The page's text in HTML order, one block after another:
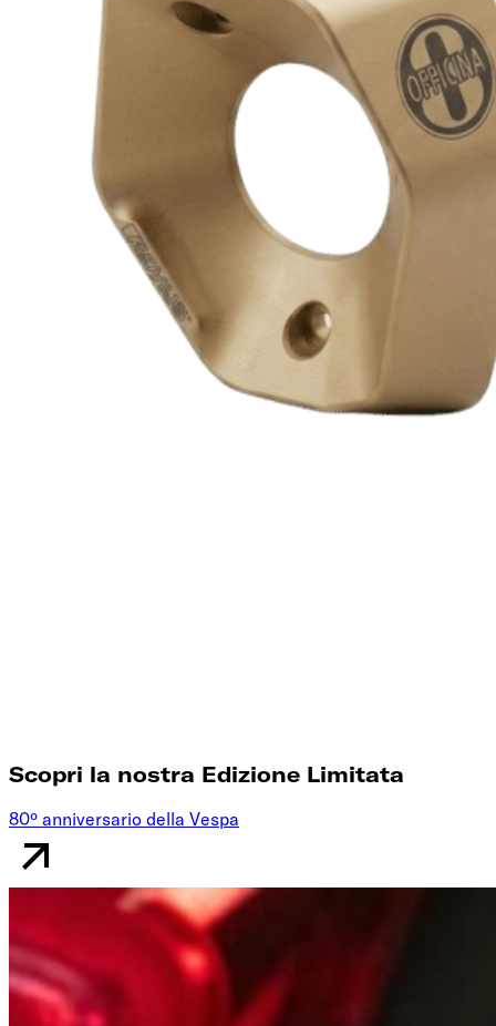
Scopri la nostra Edizione Limitata
80º anniversario della Vespa